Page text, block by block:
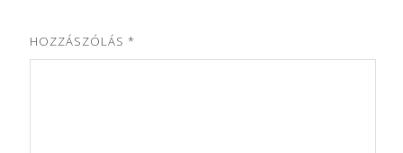
HOZZÁSZÓLÁS *